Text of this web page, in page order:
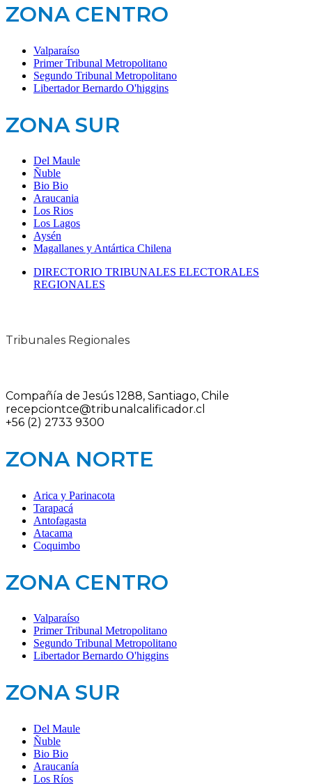
ZONA CENTRO
Valparaíso
Primer Tribunal Metropolitano
Segundo Tribunal Metropolitano
Libertador Bernardo O'higgins
ZONA SUR
Del Maule
Ñuble
Bio Bio
Araucania
Los Rios
Los Lagos
Aysén
Magallanes y Antártica Chilena
DIRECTORIO TRIBUNALES ELECTORALES
REGIONALES
Tribunales Regionales
Compañía de Jesús 1288, Santiago, Chile
recepciontce@tribunalcalificador.cl
+56 (2) 2733 9300
ZONA NORTE
Arica y Parinacota
Tarapacá
Antofagasta
Atacama
Coquimbo
ZONA CENTRO
Valparaíso
Primer Tribunal Metropolitano
Segundo Tribunal Metropolitano
Libertador Bernardo O'higgins
ZONA SUR
Del Maule
Ñuble
Bio Bio
Araucanía
Los Ríos